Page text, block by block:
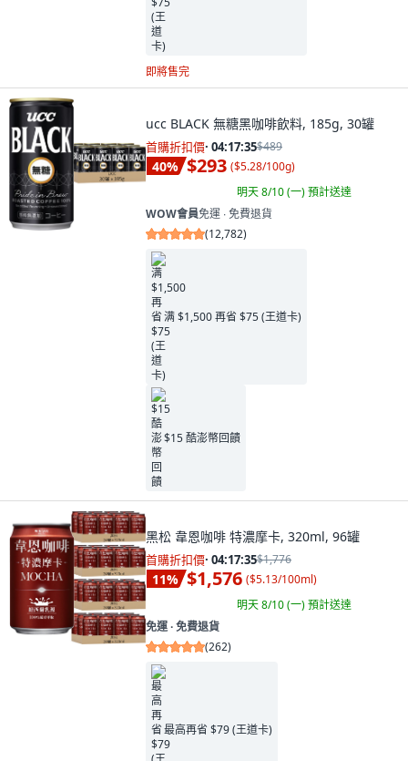
即將售完
ucc BLACK 無糖黑咖啡飲料, 185g, 30罐
首購折扣價· 04:17:34$489
40% $293 ($5.28/100g)
明天 8/10 (一)預計送達
WOW會員免運 ∙ 免費退貨
(12,782)
满 $1,500 再省 $75 (王道卡)
$15 酷澎幣回饋
黑松 韋恩咖啡 特濃摩卡, 320ml, 96罐
首購折扣價· 04:17:34$1,776
11% $1,576 ($5.13/100ml)
明天 8/10 (一)預計送達
免運 ∙ 免費退貨
(262)
最高再省 $79 (王道卡)